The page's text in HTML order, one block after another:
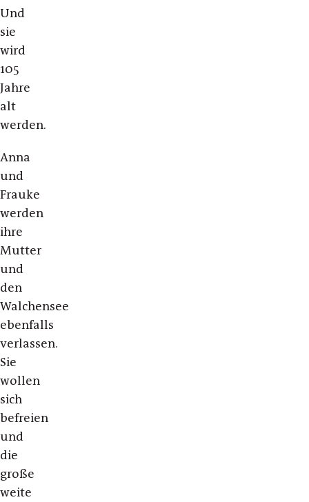
Und
sie
wird
105
Jahre
alt
werden.
Anna
und
Frauke
werden
ihre
Mutter
und
den
Walchensee
ebenfalls
verlassen.
Sie
wollen
sich
befreien
und
die
große
weite